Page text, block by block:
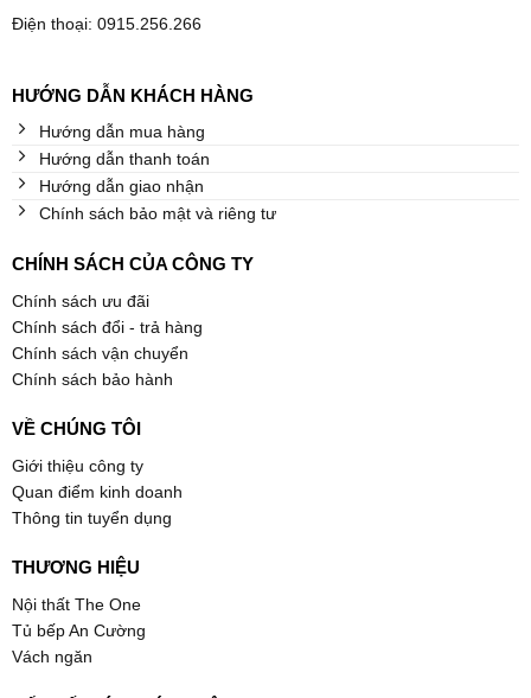
Điện thoại: 0915.256.266
HƯỚNG DẪN KHÁCH HÀNG
Hướng dẫn mua hàng
Hướng dẫn thanh toán
Hướng dẫn giao nhận
Chính sách bảo mật và riêng tư
CHÍNH SÁCH CỦA CÔNG TY
Chính sách ưu đãi
Chính sách đổi - trả hàng
Chính sách vận chuyển
Chính sách bảo hành
VỀ CHÚNG TÔI
Giới thiệu công ty
Quan điểm kinh doanh
Thông tin tuyển dụng
THƯƠNG HIỆU
Nội thất The One
Tủ bếp An Cường
Vách ngăn